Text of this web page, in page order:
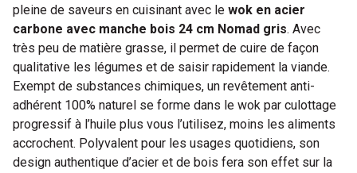
pleine de saveurs en cuisinant avec le wok en acier
carbone avec manche bois 24 cm Nomad gris. Avec
très peu de matière grasse, il permet de cuire de façon
qualitative les légumes et de saisir rapidement la viande.
Exempt de substances chimiques, un revêtement anti-
adhérent 100% naturel se forme dans le wok par culottage
progressif à l’huile plus vous l’utilisez, moins les aliments
accrochent. Polyvalent pour les usages quotidiens, son
design authentique d’acier et de bois fera son effet sur la